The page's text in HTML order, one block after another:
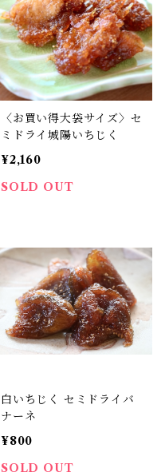
〈お買い得大袋サイズ〉セ
ミドライ城陽いちじく
¥2,160
SOLD OUT
白いちじく セミドライバ
ナーネ
¥800
SOLD OUT